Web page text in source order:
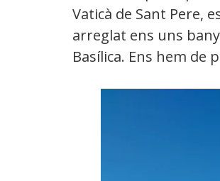
Vaticà de Sant Pere,
arreglat ens uns
Basílica. Ens hem de